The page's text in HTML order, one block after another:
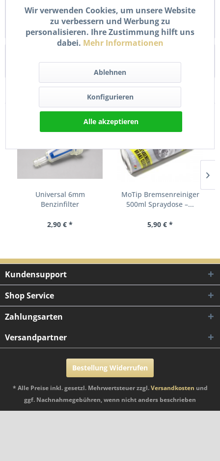
Beschreibung
4x Zündkerze NGK C7HSA. Details: Schlüsselweite: 16 mm
Gewindedurchmesser: 10,0... mehr
Bewertungen lesen, schreiben und diskutieren...
Universal 6mm
Benzinfilter
2,90 € *
MoTip Bremsenreiniger
500ml Spraydose –...
5,90 € *
Kundensupport
Shop Service
Zahlungsarten
Versandpartner
Bestellung Widerrufen
* Alle Preise inkl. gesetzl. Mehrwertsteuer zzgl.Versandkosten und
ggf. Nachnahmegebühren, wenn nicht anders beschrieben
Wir verwenden Cookies, um unsere Website
zu verbessern und Werbung zu
personalisieren. Ihre Zustimmung hilft uns
dabei. Mehr Informationen
Ablehnen
Konfigurieren
Alle akzeptieren